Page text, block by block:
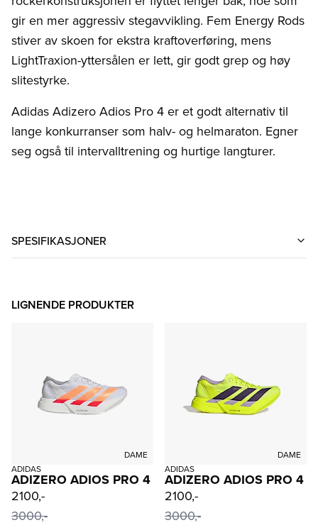
gir en mer aggressiv stegavvikling. Fem Energy Rods
stiver av skoen for ekstra kraftoverføring, mens
LightTraxion-yttersålen er lett, gir godt grep og høy
slitestyrke.
Adidas Adizero Adios Pro 4 er et godt alternativ til
lange konkurranser som halv- og helmaraton. Egner
seg også til intervalltrening og hurtige langturer.
SPESIFIKASJONER
LIGNENDE PRODUKTER
DAME
ADIDAS
ADIZERO ADIOS PRO 4
2100,-
3000,-
DAME
ADIDAS
ADIZERO ADIOS PRO 4
2100,-
3000,-